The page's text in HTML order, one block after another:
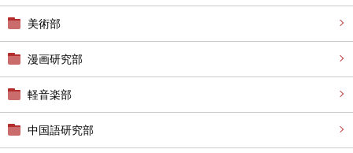
美術部
漫画研究部
軽音楽部
中国語研究部